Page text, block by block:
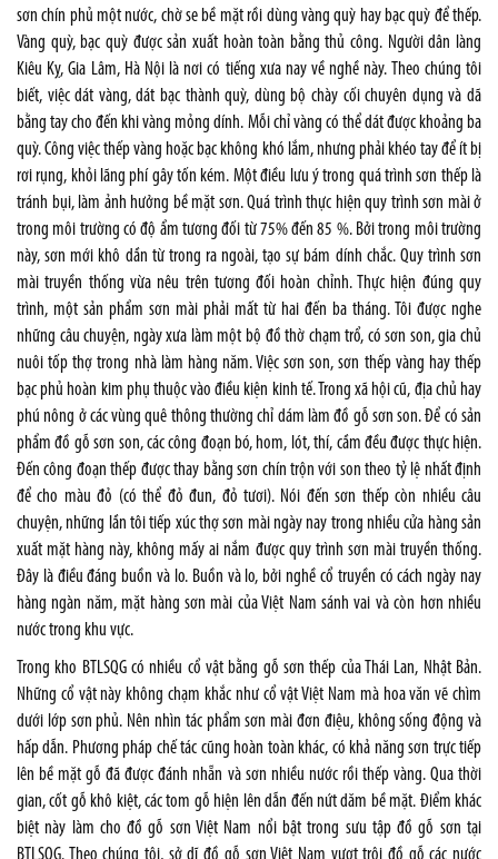
sơn chín phủ một nước, chờ se bề mặt rồi dùng vàng quỳ hay bạc quỳ để thếp.
Vàng quỳ, bạc quỳ được sản xuất hoàn toàn bằng thủ công. Người dân làng
Kiêu Kỵ, Gia Lâm, Hà Nội là nơi có tiếng xưa nay về nghề này. Theo chúng tôi
biết, việc dát vàng, dát bạc thành quỳ, dùng bộ chày cối chuyên dụng và dã
bằng tay cho đến khi vàng mỏng dính. Mỗi chỉ vàng có thể dát được khoảng ba
quỳ. Công việc thếp vàng hoặc bạc không khó lắm, nhưng phải khéo tay để ít bị
rơi rụng, khỏi lãng phí gây tốn kém. Một điều lưu ý trong quá trình sơn thếp là
tránh bụi, làm ảnh hưởng bề mặt sơn. Quá trình thực hiện quy trình sơn mài ở
trong môi trường có độ ẩm tương đối từ 75% đến 85 %. Bởi trong môi trường
này, sơn mới khô dần từ trong ra ngoài, tạo sự bám dính chắc. Quy trình sơn
mài truyền thống vừa nêu trên tương đối hoàn chỉnh. Thực hiện đúng quy
trình, một sản phẩm sơn mài phải mất từ hai đến ba tháng. Tôi được nghe
những câu chuyện, ngày xưa làm một bộ đồ thờ chạm trổ, có sơn son, gia chủ
nuôi tốp thợ trong nhà làm hàng năm. Việc sơn son, sơn thếp vàng hay thếp
bạc phủ hoàn kim phụ thuộc vào điều kiện kinh tế. Trong xã hội cũ, địa chủ hay
phú nông ở các vùng quê thông thường chỉ dám làm đồ gỗ sơn son. Để có sản
phẩm đồ gỗ sơn son, các công đoạn bó, hom, lót, thí, cầm đều được thực hiện.
Đến công đoạn thếp được thay bằng sơn chín trộn với son theo tỷ lệ nhất định
để cho màu đỏ (có thể đỏ đun, đỏ tươi). Nói đến sơn thếp còn nhiều câu
chuyện, những lần tôi tiếp xúc thợ sơn mài ngày nay trong nhiều cửa hàng sản
xuất mặt hàng này, không mấy ai nắm được quy trình sơn mài truyền thống.
Đây là điều đáng buồn và lo. Buồn và lo, bởi nghề cổ truyền có cách ngày nay
hàng ngàn năm, mặt hàng sơn mài của Việt Nam sánh vai và còn hơn nhiều
nước trong khu vực.
Trong kho BTLSQG có nhiều cổ vật bằng gỗ sơn thếp của Thái Lan, Nhật Bản.
Những cổ vật này không chạm khắc như cổ vật Việt Nam mà hoa văn vẽ chìm
dưới lớp sơn phủ. Nên nhìn tác phẩm sơn mài đơn điệu, không sống động và
hấp dẫn. Phương pháp chế tác cũng hoàn toàn khác, có khả năng sơn trực tiếp
lên bề mặt gỗ đã được đánh nhẵn và sơn nhiều nước rồi thếp vàng. Qua thời
gian, cốt gỗ khô kiệt, các tom gỗ hiện lên dẫn đến nứt dăm bề mặt. Điểm khác
biệt này làm cho đồ gỗ sơn Việt Nam nổi bật trong sưu tập đồ gỗ sơn tại
BTLSQG. Theo chúng tôi, sở dĩ đồ gỗ sơn Việt Nam vượt trội đồ gỗ các nước